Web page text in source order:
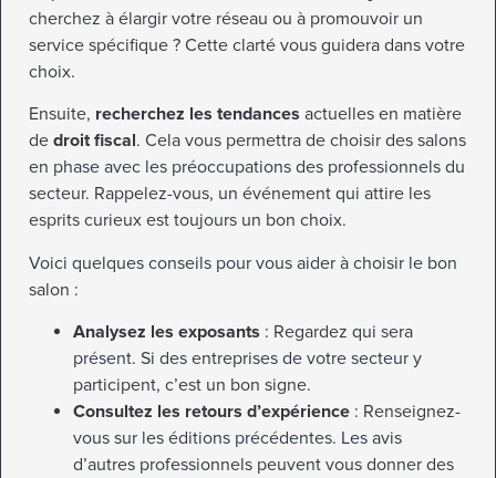
cherchez à élargir votre réseau ou à promouvoir un
service spécifique ? Cette clarté vous guidera dans votre
choix.
Ensuite, recherchez les tendances actuelles en matière
de droit fiscal. Cela vous permettra de choisir des salons
en phase avec les préoccupations des professionnels du
secteur. Rappelez-vous, un événement qui attire les
esprits curieux est toujours un bon choix.
Voici quelques conseils pour vous aider à choisir le bon
salon :
Analysez les exposants : Regardez qui sera
présent. Si des entreprises de votre secteur y
participent, c’est un bon signe.
Consultez les retours d’expérience : Renseignez-
vous sur les éditions précédentes. Les avis
d’autres professionnels peuvent vous donner des